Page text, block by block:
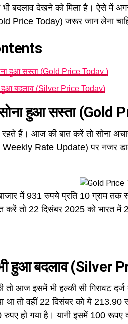
भी बदलाव देखने को मिला है। ऐसे में
Price Today) जरूर जान लेना
हुआ सस्ता (Gold Price Today )
हुआ बदलाव (Silver Price Today)
हुआ सस्ता (Gold
हैं। आज की बात करें तो सोना
Rate Update) पर नजर डालें
में 931 रुपये प्रति 10 ग्राम
करें तो 22 दिसंबर 2025 को भारत में
हुआ बदलाव (Silver
तो आज इसमें भी हल्की सी गिरावट
था तो वहीं 22 दिसंबर को ये
हो गया है। यानी इसमें 100 रूपए